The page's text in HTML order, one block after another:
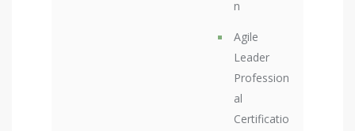
n
Agile
Leader
Profession
al
Certificatio